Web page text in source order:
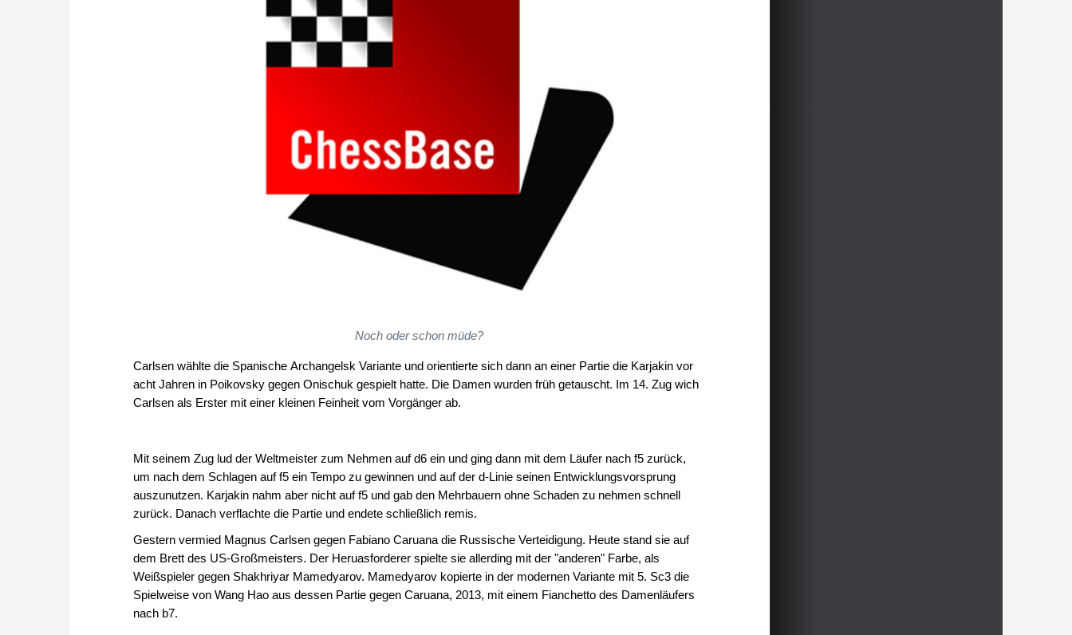
Noch oder schon müde?
Carlsen wählte die Spanische Archangelsk Variante und orientierte sich dann an einer Partie die Karjakin vor
acht Jahren in Poikovsky gegen Onischuk gespielt hatte. Die Damen wurden früh getauscht. Im 14. Zug wich
Carlsen als Erster mit einer kleinen Feinheit vom Vorgänger ab.
Mit seinem Zug lud der Weltmeister zum Nehmen auf d6 ein und ging dann mit dem Läufer nach f5 zurück,
um nach dem Schlagen auf f5 ein Tempo zu gewinnen und auf der d-Linie seinen Entwicklungsvorsprung
auszunutzen. Karjakin nahm aber nicht auf f5 und gab den Mehrbauern ohne Schaden zu nehmen schnell
zurück. Danach verflachte die Partie und endete schließlich remis.
Gestern vermied Magnus Carlsen gegen Fabiano Caruana die Russische Verteidigung. Heute stand sie auf
dem Brett des US-Großmeisters. Der Heruasforderer spielte sie allerding mit der "anderen" Farbe, als
Weißspieler gegen Shakhriyar Mamedyarov. Mamedyarov kopierte in der modernen Variante mit 5. Sc3 die
Spielweise von Wang Hao aus dessen Partie gegen Caruana, 2013, mit einem Fianchetto des Damenläufers
nach b7.